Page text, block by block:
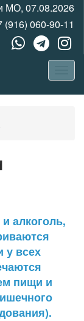
МО, 07.08.2026
(916) 060-90-11
алкоголь,
у всех
пищи и